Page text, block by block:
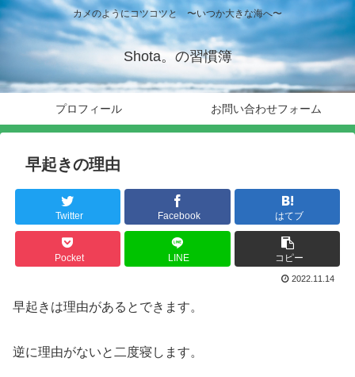
カメのようにコツコツと 〜いつか大きな海へ〜
Shota。の習慣簿
プロフィール お問い合わせフォーム
早起きの理由
Twitter Facebook はてブ
Pocket LINE コピー
2022.11.14
早起きは理由があるとできます。
逆に理由がないと二度寝します。